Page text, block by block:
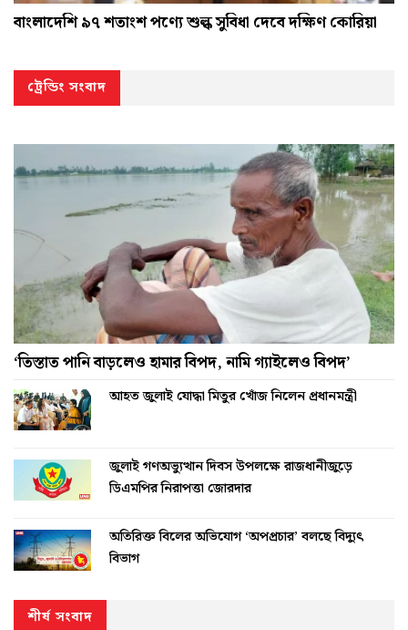
বাংলাদেশি ৯৭ শতাংশ পণ্যে শুল্ক সুবিধা দেবে দক্ষিণ কোরিয়া
ট্রেন্ডিং সংবাদ
‘তিস্তাত পানি বাড়লেও হামার বিপদ, নামি গ্যাইলেও বিপদ’
আহত জুলাই যোদ্ধা মিতুর খোঁজ নিলেন প্রধানমন্ত্রী
জুলাই গণঅভ্যুত্থান দিবস উপলক্ষে রাজধানীজুড়ে
ডিএমপির নিরাপত্তা জোরদার
অতিরিক্ত বিলের অভিযোগ ‘অপপ্রচার’ বলছে বিদ্যুৎ
বিভাগ
শীর্ষ সংবাদ